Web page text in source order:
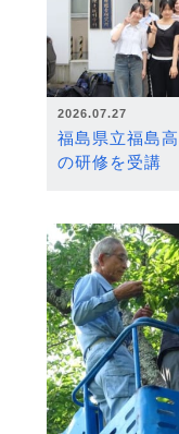
2026.07.27
福島県立福島
の研修を受講